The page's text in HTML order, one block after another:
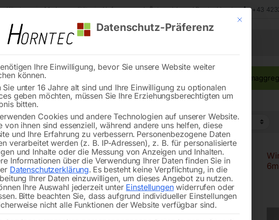
Kärnten Markenqualität Lieferung nach Österreich und Deutschland +43
Reinigung
Taster für WIG-
Druck-Taster für WIG-
Schlauch-
Mit diesem
Datenschutz-Präferenz
Ihre Einwilligung, bevor Sie unsere Website weiter
können.
Sie unter 16 Jahre alt sind und Ihre Einwilligung zu optionalen
geben möchten, müssen Sie Ihre Erziehungsberechtigten um
bitten.
Cookies und andere Technologien auf unserer Website.
von ihnen sind essenziell, während andere uns helfen, diese
und Ihre Erfahrung zu verbessern. Personenbezogene Daten
verarbeitet werden (z. B. IP-Adressen), z. B. für personalisierte
und Inhalte oder die Messung von Anzeigen und Inhalten.
Informationen über die Verwendung Ihrer Daten finden Sie in
Datenschutzerklärung. Es besteht keine Verpflichtung, in die
Ihrer Daten einzuwilligen, um dieses Angebot zu nutzen.
Ihre Auswahl jederzeit unter Einstellungenwiderrufen oder
Bitte beachten Sie, dass aufgrund individueller Einstellungen
nicht alle Funktionen der Website verfügbar sind.